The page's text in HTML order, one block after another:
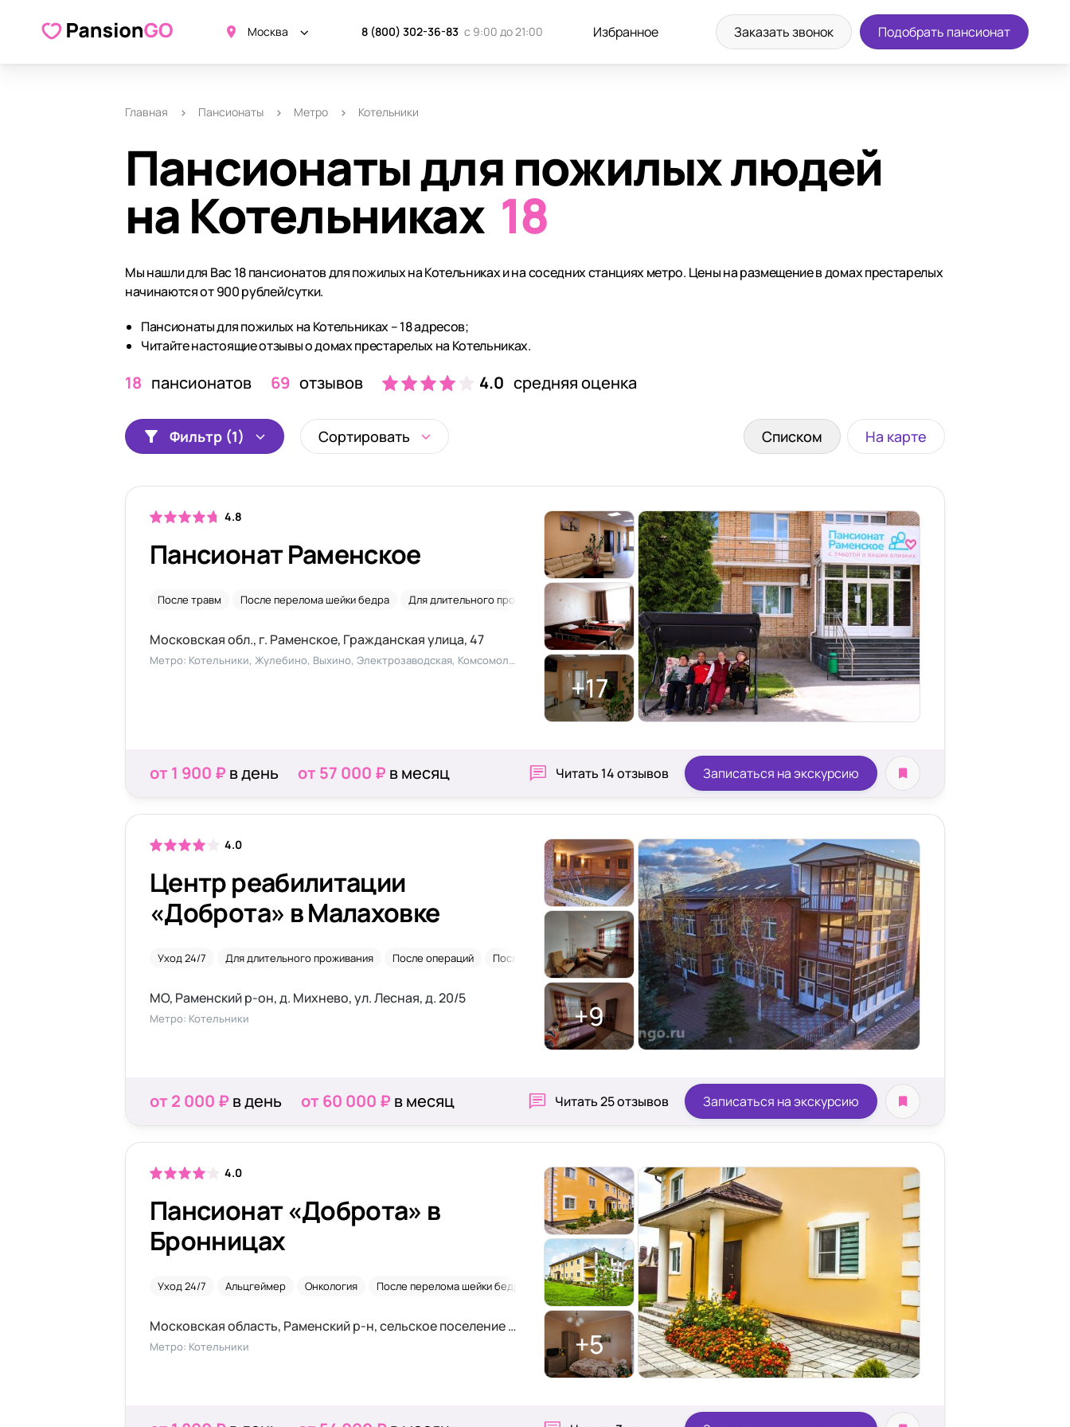
Москва 8 (800) 302-36-83 с 9:00 до 21:00 Избранное Заказать звонок Подобрать пансионат
Главная Пансионаты Метро Котельники
Пансионаты для пожилых людей
на Котельниках 18
Мы нашли для Вас 18 пансионатов для пожилых на Котельниках и на соседних станциях метро. Цены на размещение в домах престарелых
начинаются от 900 рублей/сутки.
Пансионаты для пожилых на Котельниках – 18 адресов;
Читайте настоящие отзывы о домах престарелых на Котельниках.
18 пансионатов 69 отзывов 4.0 средняя оценка
Фильтр (1) Сортировать Списком На карте
4.8
Пансионат Раменское
После травм После перелома шейки бедра Для длительного проживания После инсульта Альцгеймер
Московская обл., г. Раменское, Гражданская улица, 47
Метро: Котельники, Жулебино, Выхино, Электрозаводская, Комсомольская
+17
от 1 900 ₽ в день от 57 000 ₽ в месяц Читать 14 отзывов Записаться на экскурсию
4.0
Центр реабилитации
«Доброта» в Малаховке
Уход 24/7 Для длительного проживания После операций После травм 2-х местная комната
МО, Раменский р-он, д. Михнево, ул. Лесная, д. 20/5
Метро: Котельники +9
от 2 000 ₽ в день от 60 000 ₽ в месяц Читать25 отзывов Записаться на экскурсию
4.0
Пансионат «Доброта» в
Бронницах
Уход 24/7 Альцгеймер Онкология После перелома шейки бедра Лежачие
Московская область, Раменский р-н, сельское поселение Ганусовское, посёлок Ганусово, 101
Метро: Котельники +5